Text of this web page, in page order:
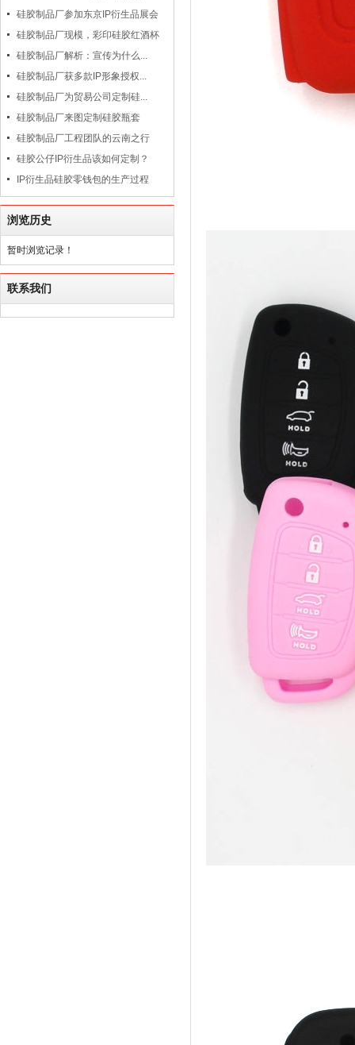
硅胶制品厂参加东京IP衍生品展会
硅胶制品厂现模，彩印硅胶红酒杯
硅胶制品厂解析：宣传为什么...
硅胶制品厂获多款IP形象授权...
硅胶制品厂为贸易公司定制硅...
硅胶制品厂来图定制硅胶瓶套
硅胶制品厂工程团队的云南之行
硅胶公仔IP衍生品该如何定制？
IP衍生品硅胶零钱包的生产过程
浏览历史
暂时浏览记录！
联系我们